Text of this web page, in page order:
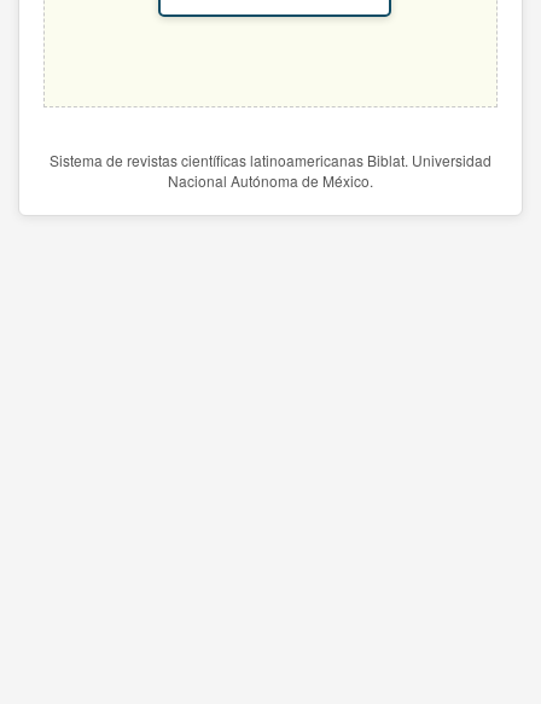
Sistema de revistas científicas latinoamericanas Biblat. Universidad
Nacional Autónoma de México.